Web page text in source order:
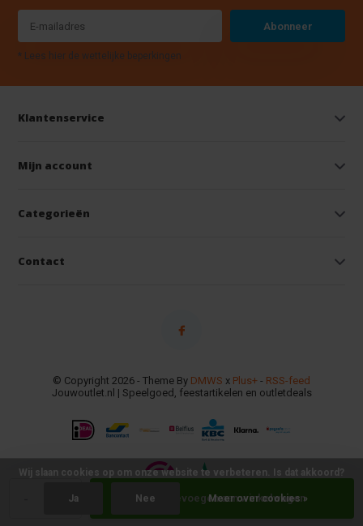
+ Toevoegen aan winkelwagen
Abonneer
* Lees hier de wettelijke beperkingen
Klantenservice
Mijn account
Categorieën
Contact
© Copyright 2026 - Theme By DMWS x Plus+ - RSS-feed
Jouwoutlet.nl | Speelgoed, feestartikelen en outletdeals
Wij slaan cookies op om onze website te verbeteren. Is dat akkoord?
Ja Nee Meer over cookies »